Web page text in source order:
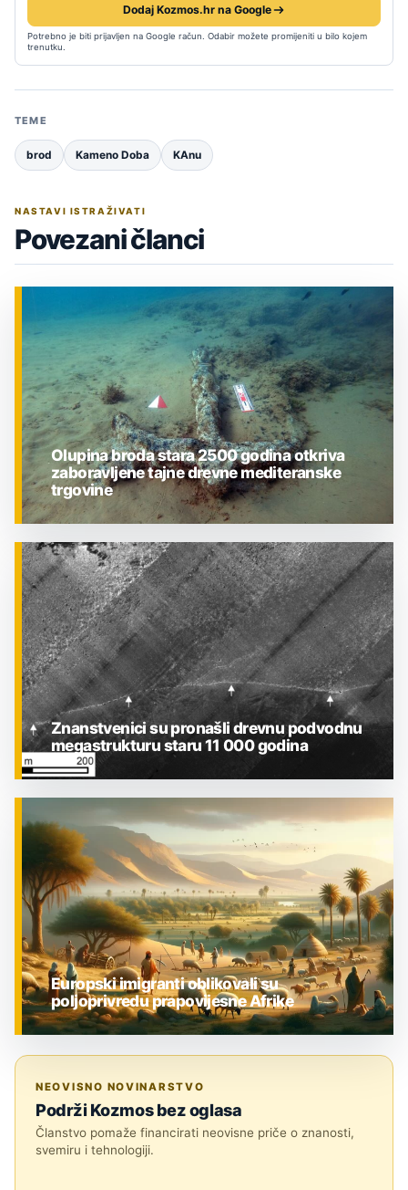
Dodaj Kozmos.hr na Google
Potrebno je biti prijavljen na Google račun. Odabir možete promijeniti u bilo kojem
trenutku.
TEME
brod Kameno Doba KAnu
NASTAVI ISTRAŽIVATI
Povezani članci
ZNANOST
Olupina broda stara 2500 godina otkriva
zaboravljene tajne drevne mediteranske
trgovine
ZNANOST
Znanstvenici su pronašli drevnu podvodnu
megastrukturu staru 11 000 godina
Europski imigranti oblikovali su
poljoprivredu prapovijesne Afrike
NEOVISNO NOVINARSTVO
Podrži Kozmos bez oglasa
Članstvo pomaže financirati neovisne priče o znanosti,
svemiru i tehnologiji.